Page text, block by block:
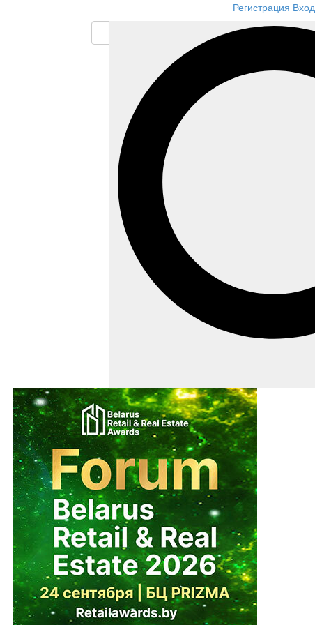
Регистрация Вход